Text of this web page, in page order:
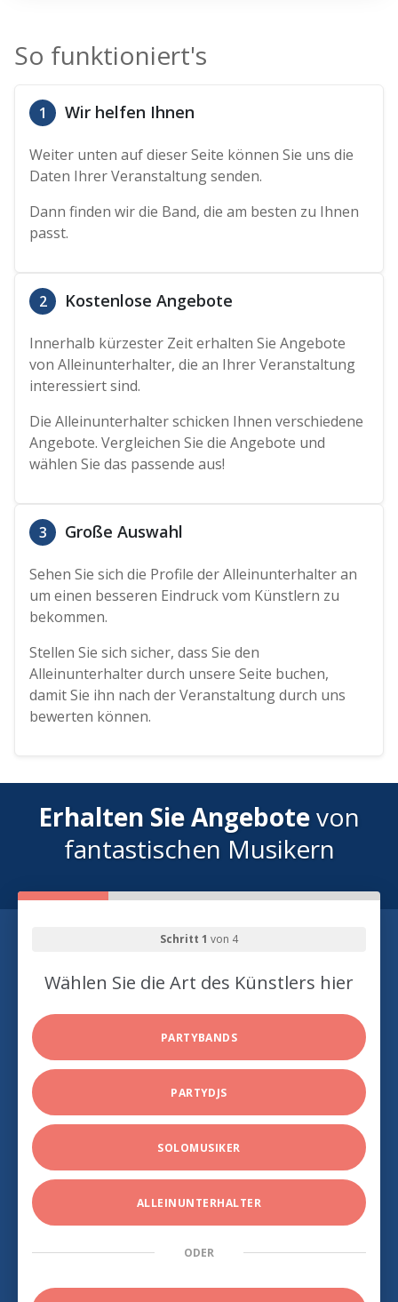
So funktioniert's
1 Wir helfen Ihnen
Weiter unten auf dieser Seite können Sie uns die
Daten Ihrer Veranstaltung senden.
Dann finden wir die Band, die am besten zu Ihnen
passt.
2 Kostenlose Angebote
Innerhalb kürzester Zeit erhalten Sie Angebote
von Alleinunterhalter, die an Ihrer Veranstaltung
interessiert sind.
Die Alleinunterhalter schicken Ihnen verschiedene
Angebote. Vergleichen Sie die Angebote und
wählen Sie das passende aus!
3 Große Auswahl
Sehen Sie sich die Profile der Alleinunterhalter an
um einen besseren Eindruck vom Künstlern zu
bekommen.
Stellen Sie sich sicher, dass Sie den
Alleinunterhalter durch unsere Seite buchen,
damit Sie ihn nach der Veranstaltung durch uns
bewerten können.
Erhalten Sie Angebotevon
fantastischen Musikern
Schritt 1 von 4
Wählen Sie die Art des Künstlers hier
PARTYBANDS
PARTYDJS
SOLOMUSIKER
ALLEINUNTERHALTER
ODER